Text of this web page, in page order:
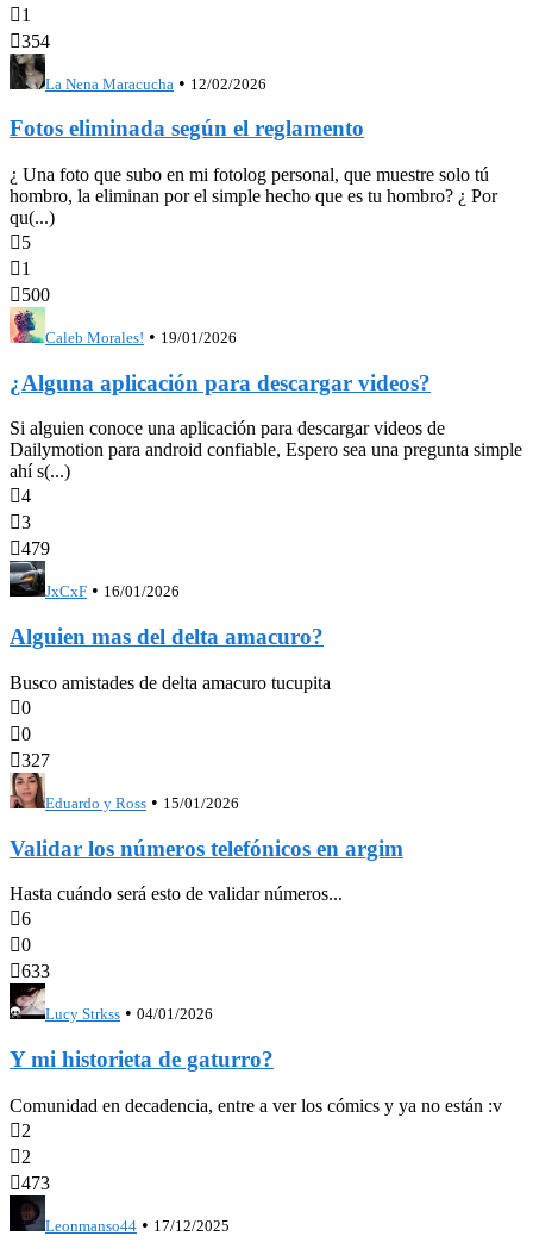
1
354
La Nena Maracucha • 12/02/2026
Fotos eliminada según el reglamento
¿ Una foto que subo en mi fotolog personal, que muestre solo tú
hombro, la eliminan por el simple hecho que es tu hombro? ¿ Por
qu(...)
5
1
500
Caleb Morales! • 19/01/2026
¿Alguna aplicación para descargar videos?
Si alguien conoce una aplicación para descargar videos de
Dailymotion para android confiable, Espero sea una pregunta simple
ahí s(...)
4
3
479
JxCxF • 16/01/2026
Alguien mas del delta amacuro?
Busco amistades de delta amacuro tucupita
0
0
327
Eduardo y Ross • 15/01/2026
Validar los números telefónicos en argim
Hasta cuándo será esto de validar números...
6
0
633
Lucy Strkss • 04/01/2026
Y mi historieta de gaturro?
Comunidad en decadencia, entre a ver los cómics y ya no están :v
2
2
473
Leonmanso44 • 17/12/2025